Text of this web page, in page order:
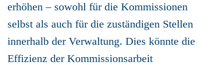
erhöhen – sowohl für die Kommissionen
selbst als auch für die zuständigen Stellen
innerhalb der Verwaltung. Dies könnte die
Effizienz der Kommissionsarbeit